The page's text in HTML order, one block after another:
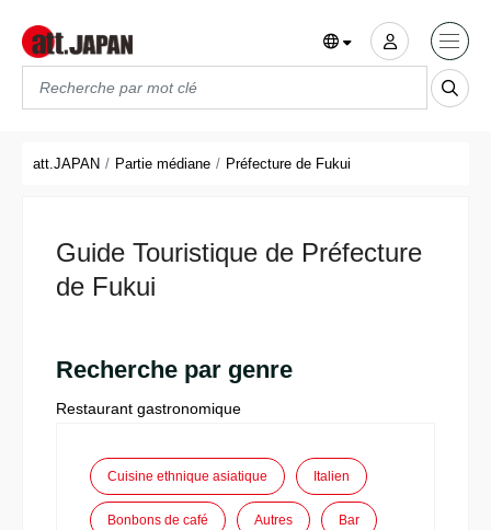
att.JAPAN Partie médiane Préfecture de Fukui
Guide Touristique de Préfecture
de Fukui
Recherche par genre
Restaurant gastronomique
Cuisine ethnique asiatique Italien
Bonbons de café Autres Bar